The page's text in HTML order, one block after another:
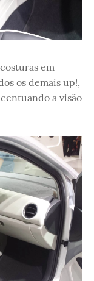
em
os demais up!,
a visão